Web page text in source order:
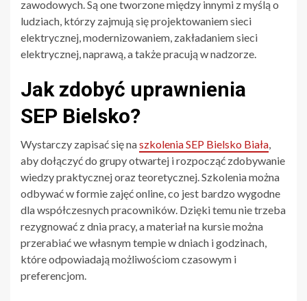
zawodowych. Są one tworzone między innymi z myślą o
ludziach, którzy zajmują się projektowaniem sieci
elektrycznej, modernizowaniem, zakładaniem sieci
elektrycznej, naprawą, a także pracują w nadzorze.
Jak zdobyć uprawnienia
SEP Bielsko?
Wystarczy zapisać się naszkolenia SEP Bielsko Biała,
aby dołączyć do grupy otwartej i rozpocząć zdobywanie
wiedzy praktycznej oraz teoretycznej. Szkolenia można
odbywać w formie zajęć online, co jest bardzo wygodne
dla współczesnych pracowników. Dzięki temu nie trzeba
rezygnować z dnia pracy, a materiał na kursie można
przerabiać we własnym tempie w dniach i godzinach,
które odpowiadają możliwościom czasowym i
preferencjom.